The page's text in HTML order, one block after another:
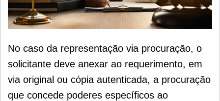
No caso da representação via procuração, o
solicitante deve anexar ao requerimento, em
via original ou cópia autenticada, a procuração
que concede poderes específicos ao